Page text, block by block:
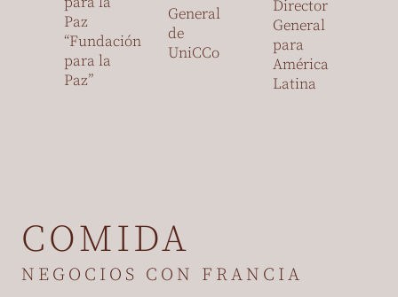
Paz
“Fundación
para la
Paz”
General
de
UniCCo
Director
General
para
América
Latina
COMIDA
NEGOCIOS CON FRANCIA